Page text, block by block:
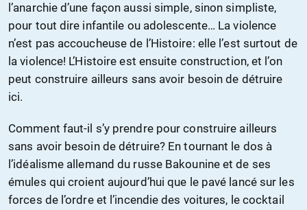
l’anarchie d’une façon aussi simple, sinon simpliste,
pour tout dire infantile ou adolescente… La violence
n’est pas accoucheuse de l’Histoire: elle l’est surtout de
la violence! L’Histoire est ensuite construction, et l’on
peut construire ailleurs sans avoir besoin de détruire
ici.
Comment faut-il s’y prendre pour construire ailleurs
sans avoir besoin de détruire? En tournant le dos à
l’idéalisme allemand du russe Bakounine et de ses
émules qui croient aujourd’hui que le pavé lancé sur les
forces de l’ordre et l’incendie des voitures, le cocktail